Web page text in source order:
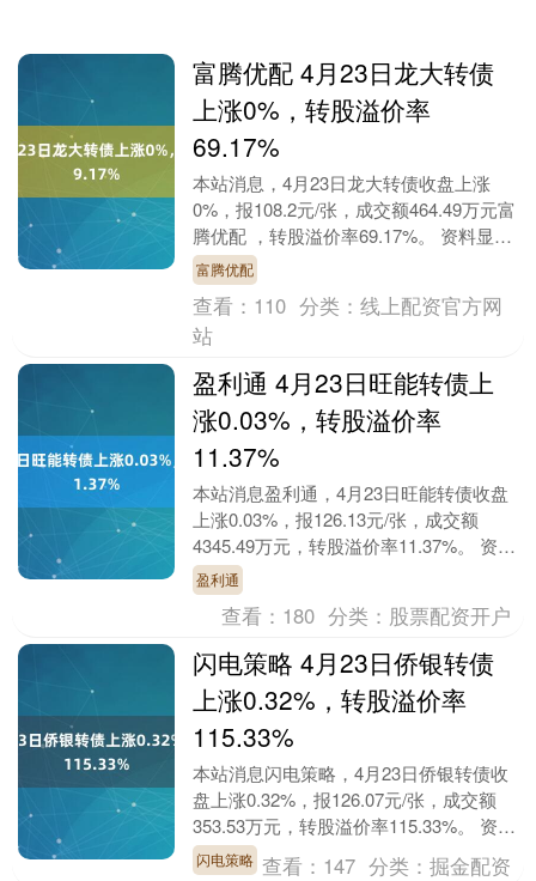
富腾优配 4月23日龙大转债
上涨0%，转股溢价率
69.17%
本站消息，4月23日龙大转债收盘上涨
0%，报108.2元/张，成交额464.49万元富
腾优配 ，转股溢价率69.17%。 资料显
示，龙大转债信用级别为“A+”，....
富腾优配
查看： 110 分类：线上配资官方网
站
盈利通 4月23日旺能转债上
涨0.03%，转股溢价率
11.37%
本站消息盈利通，4月23日旺能转债收盘
上涨0.03%，报126.13元/张，成交额
4345.49万元，转股溢价率11.37%。 资料
显示，旺能转债信用级别为“A....
盈利通
查看： 180 分类： 股票配资开户
闪电策略 4月23日侨银转债
上涨0.32%，转股溢价率
115.33%
本站消息闪电策略，4月23日侨银转债收
盘上涨0.32%，报126.07元/张，成交额
353.53万元，转股溢价率115.33%。 资料
显示，侨银转债信用级别为“....
闪电策略 查看： 147 分类：掘金配资